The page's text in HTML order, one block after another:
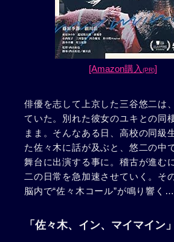
[Amazon購入(PR)]
俳優を志して上京した三谷悠二は
ていた。別れた彼女のユキとの同
まま。そんなある日、高校の同級
た佐々木に話が及ぶと、悠二の中
舞台に出演する事に。稽古が進む
二の日常を急加速させていく。そ
脳内で“佐々木コール”が鳴り響く
「佐々木、イン、マイマイン